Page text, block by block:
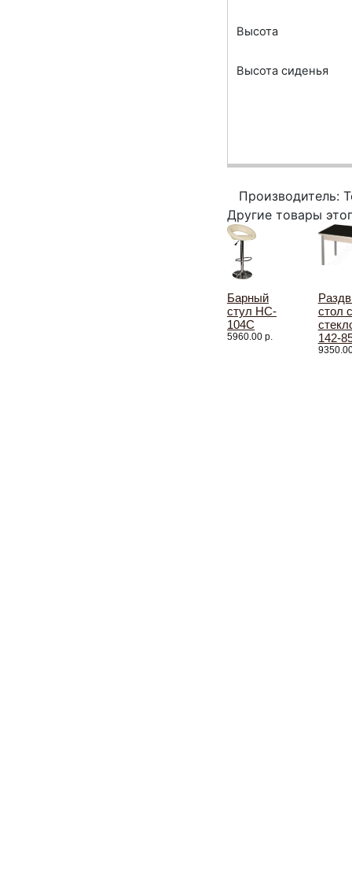
Высота
Высота сиденья
Производитель:
Другие товары
Барный
стул HC-
104C
5960.00 р.
стол
142-